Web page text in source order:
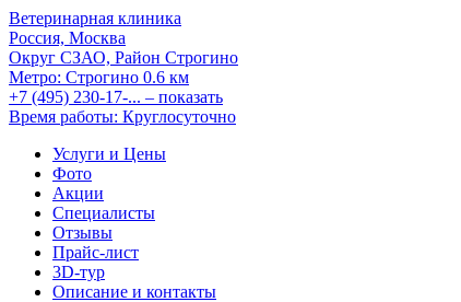
Ветеринарная клиника
Россия, Москва
Округ СЗАО, Район Строгино
Метро: Строгино 0.6 км
+7 (495) 230-17-... – показать
Время работы: Круглосуточно
Услуги и Цены
Фото
Акции
Специалисты
Отзывы
Прайс-лист
3D-тур
Описание и контакты